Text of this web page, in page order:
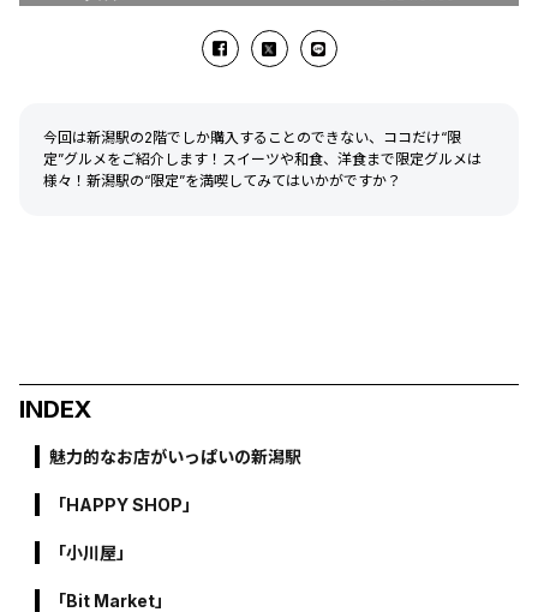
今回は新潟駅の2階でしか購入することのできない、ココだけ“限
定”グルメをご紹介します！スイーツや和食、洋食まで限定グルメは
様々！新潟駅の“限定”を満喫してみてはいかがですか？
INDEX
魅力的なお店がいっぱいの新潟駅
「HAPPY SHOP」
「小川屋」
「Bit Market」